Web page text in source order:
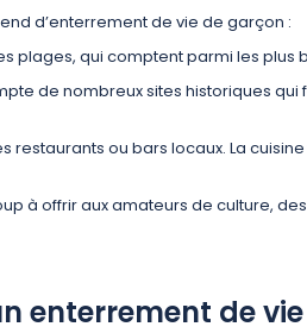
d’enterrement de vie de garçon :
plages, qui comptent parmi les plus
de nombreux sites historiques
ou bars locaux. La
à offrir aux amateurs de culture,
enterrement de